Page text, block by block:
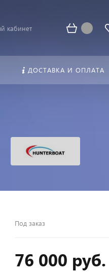
кабинет
ДОСТАВКА И ОПЛАТА
Под заказ
76 000 руб.